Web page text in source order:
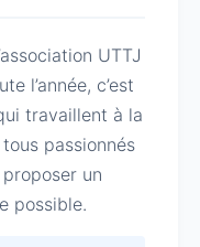
UTTJ
l’année, c’est
travaillent à la
passionnés
un
possible.